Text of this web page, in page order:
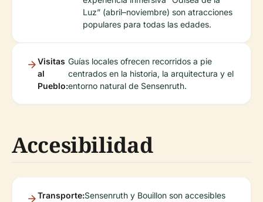
Luz” (abril–noviembre) son atracciones
populares para todas las edades.
Visitas
al
Pueblo:
Guías locales ofrecen recorridos a pie
centrados en la historia, la arquitectura y el
entorno natural de Sensenruth.
Accesibilidad
Transporte:Sensenruth y Bouillon son accesibles